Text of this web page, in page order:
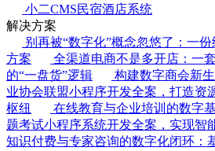
小二CMS民宿酒店系统
解决方案
别再被“数字化”概念忽悠了：一
方案
全渠道电商不是多开店：一
的“一盘货”逻辑
构建数字商会新
业协会联盟小程序开发全案，打造资
枢纽
在线教育与企业培训的数字
题考试小程序系统开发全案，实现智
知识付费与专家咨询的数字化闭环：